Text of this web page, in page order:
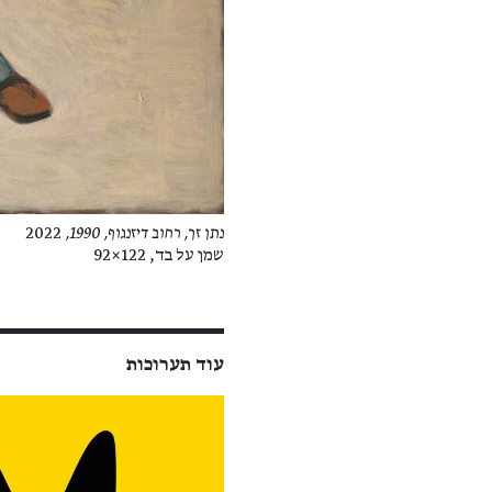
נתן זך, רחוב דיזנגוף, 1990,
שמן על בד, 122×92
עוד תערוכות